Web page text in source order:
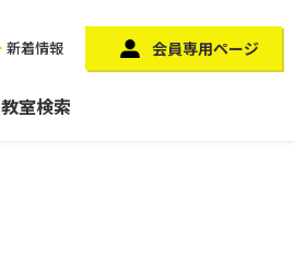
新着情報 会員専用ページ
教室検索